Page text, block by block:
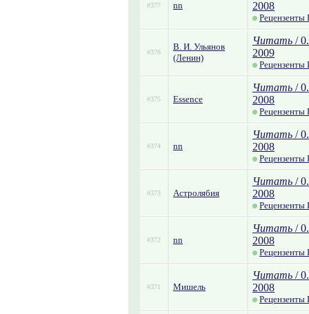
#377 nn
2008
Рецензенты
#376
В. И. Ульянов
(Ленин)
Читать /
2009
Рецензенты
#375 Essence
Читать /
2008
Рецензенты
#374 nn
Читать /
2008
Рецензенты
#373 Астролябия
Читать /
2008
Рецензенты
#372 nn
Читать /
2008
Рецензенты
#371 Мишель
Читать /
2008
Рецензенты